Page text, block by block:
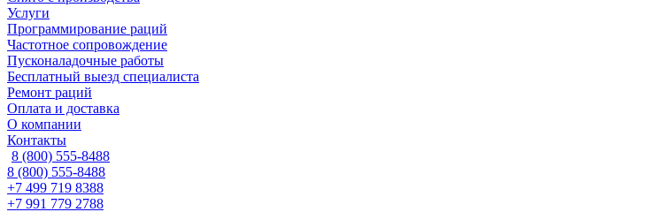
Услуги
Программирование раций
Частотное сопровождение
Пусконаладочные работы
Бесплатный выезд специалиста
Ремонт раций
Оплата и доставка
О компании
Контакты
8 (800) 555-8488
8 (800) 555-8488
+7 499 719 8388
+7 991 779 2788